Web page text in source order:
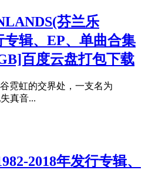
芬兰乐
专辑、EP、单曲合集
百度云盘打包下载
霓虹的交界处，一支名为
真音...
2018年发行专辑、